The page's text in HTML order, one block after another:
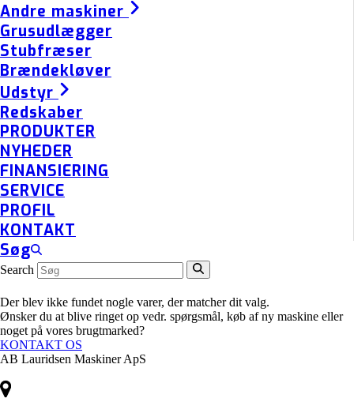
Andre maskiner
Grusudlægger
Stubfræser
Brændekløver
Udstyr
Redskaber
PRODUKTER
NYHEDER
FINANSIERING
SERVICE
PROFIL
KONTAKT
Søg
Search
Der blev ikke fundet nogle varer, der matcher dit valg.
Ønsker du at blive ringet op vedr. spørgsmål, køb af ny maskine eller
noget på vores brugtmarked?
KONTAKT OS
AB Lauridsen Maskiner ApS